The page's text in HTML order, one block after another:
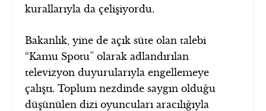
kurallarıyla da çelişiyordu.
Bakanlık, yine de açık süte olan talebi
“Kamu Spotu” olarak adlandırılan
televizyon duyurularıyla engellemeye
çalıştı. Toplum nezdinde saygın olduğu
düşünülen dizi oyuncuları aracılığıyla